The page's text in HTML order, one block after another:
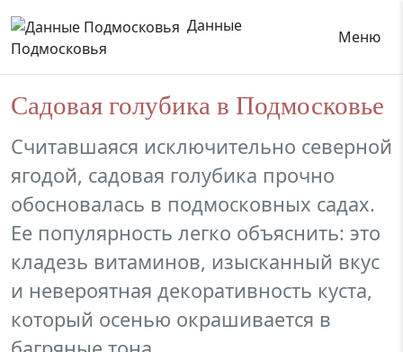
Данные
Подмосковья
Меню
Садовая голубика в Подмосковье
Считавшаяся исключительно северной
ягодой, садовая голубика прочно
обосновалась в подмосковных садах.
Ее популярность легко объяснить: это
кладезь витаминов, изысканный вкус
и невероятная декоративность куста,
который осенью окрашивается в